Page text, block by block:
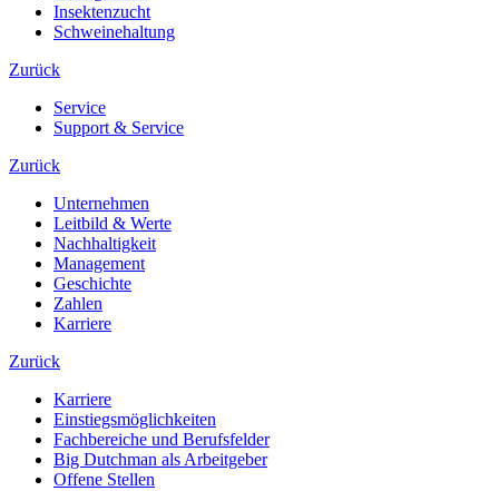
Insektenzucht
Schweinehaltung
Zurück
Service
Support & Service
Zurück
Unternehmen
Leitbild & Werte
Nachhaltigkeit
Management
Geschichte
Zahlen
Karriere
Zurück
Karriere
Einstiegsmöglichkeiten
Fachbereiche und Berufsfelder
Big Dutchman als Arbeitgeber
Offene Stellen